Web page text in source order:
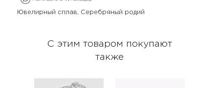
Ювелирный сплав, Серебряный родий
С этим товаром покупают
также